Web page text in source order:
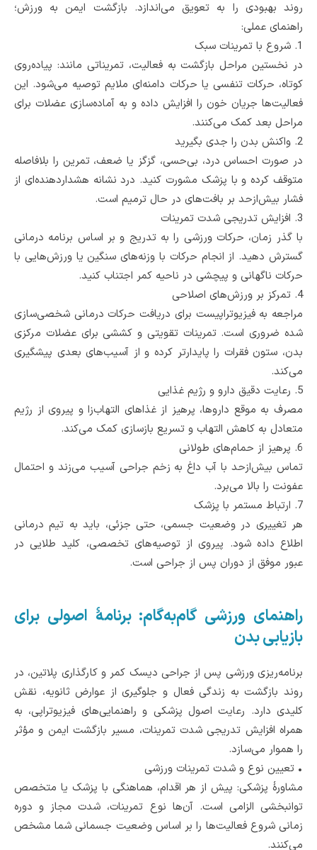
روند بهبودی را به تعویق می‌اندازد. بازگشت ایمن به ورزش؛
راهنمای عملی:
1. شروع با تمرینات سبک
در نخستین مراحل بازگشت به فعالیت، تمریناتی مانند: پیاده‌روی
کوتاه، حرکات تنفسی یا حرکات دامنه‌ای ملایم توصیه می‌شود. این
فعالیت‌ها جریان خون را افزایش داده و به آماده‌سازی عضلات برای
مراحل بعد کمک می‌کنند.
2. واکنش بدن را جدی بگیرید
در صورت احساس درد، بی‌حسی، گزگز یا ضعف، تمرین را بلافاصله
متوقف کرده و با پزشک مشورت کنید. درد نشانه هشداردهنده‌ای از
فشار بیش‌از‌حد بر بافت‌های در حال ترمیم است.
3. افزایش تدریجی شدت تمرینات
با گذر زمان، حرکات ورزشی را به ‌تدریج و بر اساس برنامه درمانی
گسترش دهید. از انجام حرکات با وزنه‌های سنگین یا ورزش‌هایی با
حرکات ناگهانی و پیچشی در ناحیه کمر اجتناب کنید.
4. تمرکز بر ورزش‌های اصلاحی
مراجعه به فیزیوتراپیست برای دریافت حرکات درمانی شخصی‌سازی
‌شده ضروری است. تمرینات تقویتی و کششی برای عضلات مرکزی
بدن، ستون فقرات را پایدارتر کرده و از آسیب‌های بعدی پیشگیری
می‌کند.
5. رعایت دقیق دارو و رژیم غذایی
مصرف به ‌موقع داروها، پرهیز از غذاهای التهاب‌زا و پیروی از رژیم
متعادل به کاهش التهاب و تسریع بازسازی کمک می‌کند.
6. پرهیز از حمام‌های طولانی
تماس بیش‌از‌حد با آب داغ به زخم جراحی آسیب می‌زند و احتمال
عفونت را بالا می‌برد.
7. ارتباط مستمر با پزشک
هر تغییری در وضعیت جسمی، حتی جزئی، باید به تیم درمانی
اطلاع داده شود. پیروی از توصیه‌های تخصصی، کلید طلایی در
عبور موفق از دوران پس از جراحی است.
راهنمای ورزشی گام‌به‌گام: برنامۀ اصولی برای
بازیابی بدن
برنامه‌ریزی ورزشی پس از جراحی دیسک کمر و کارگذاری پلاتین، در
روند بازگشت به زندگی فعال و جلوگیری از عوارض ثانویه، نقش
کلیدی دارد. رعایت اصول پزشکی و راهنمایی‌های فیزیوتراپی، به
همراه افزایش تدریجی شدت تمرینات، مسیر بازگشت ایمن و مؤثر
را هموار می‌سازد.
• تعیین نوع و شدت تمرینات ورزشی
مشاورۀ پزشکی: پیش از هر اقدام، هماهنگی با پزشک یا متخصص
توانبخشی الزامی است. آن‌ها نوع تمرینات، شدت مجاز و دوره
زمانی شروع فعالیت‌ها را بر اساس وضعیت جسمانی شما مشخص
می‌کنند.